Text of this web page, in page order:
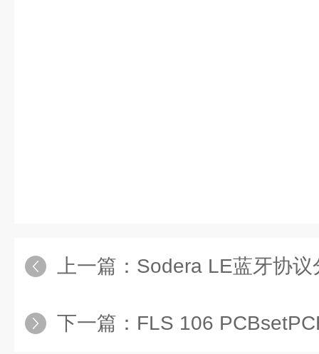
上一篇： Sodera LE蓝牙协议
下一篇： FLS 106 PCBsetPCB